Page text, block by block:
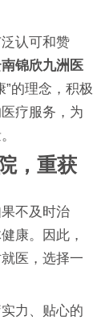
认可和赞
锦欣九洲医
”的理念，积极
疗服务，为
，重获
不及时治
康。因此，
医，选择一
力、贴心的